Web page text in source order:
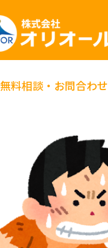
無料相談・お問合わせ